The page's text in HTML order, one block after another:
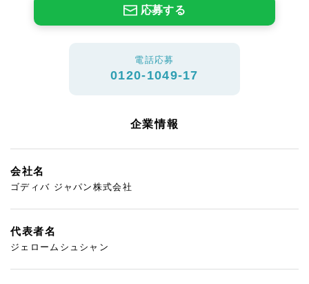
応募する
電話応募
0120-1049-17
企業情報
会社名
ゴディバ ジャパン株式会社
代表者名
ジェロームシュシャン